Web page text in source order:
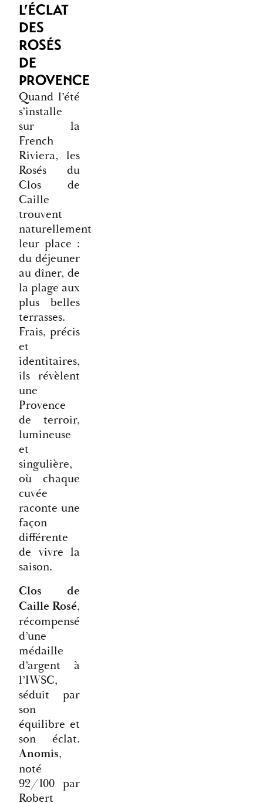
L’ÉCLAT
DES
ROSÉS
DE
PROVENCE
Quand l’été
s’installe
sur la
French
Riviera, les
Rosés du
Clos de
Caille
trouvent
naturellement
leur place :
du déjeuner
au dîner, de
la plage aux
plus belles
terrasses.
Frais, précis
et
identitaires,
ils révèlent
une
Provence
de terroir,
lumineuse
et
singulière,
où chaque
cuvée
raconte une
façon
différente
de vivre la
saison.
Clos de
Caille Rosé,
récompensé
d’une
médaille
d’argent à
l’IWSC,
séduit par
son
équilibre et
son éclat.
Anomis,
noté
92/100 par
Robert